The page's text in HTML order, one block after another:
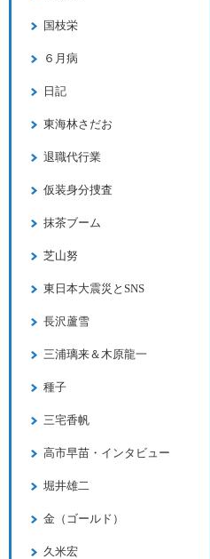
国枝栄
６月病
日記
東海林さだお
退職代行業
仮装身分捜査
抹茶ブーム
芝山努
東日本大震災とSNS
長沢蘆雪
三浦璃来＆木原龍一
種子
三宅香帆
高市早苗・インタビュー
堀井雄二
金（ゴールド）
久米宏